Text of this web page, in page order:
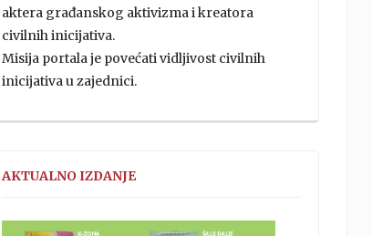
aktera građanskog aktivizma i kreatora
civilnih inicijativa.
Misija portala je povećati vidljivost civilnih
inicijativa u zajednici.
AKTUALNO IZDANJE